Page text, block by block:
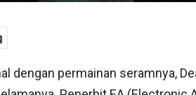
dengan permainan seramnya,